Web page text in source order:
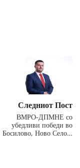
Следниот Пост
ВМРО-ДПМНЕ со
убедливи победи во
Босилово, Ново Село…